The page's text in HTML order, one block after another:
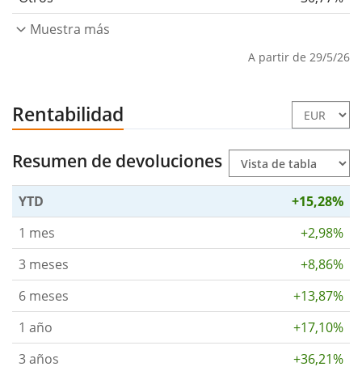
Muestra más
A partir de 29/5/26
Rentabilidad
Resumen de devoluciones
YTD
+15,28%
1 mes
+2,98%
3 meses
+8,86%
6 meses
+13,87%
1 año
+17,10%
3 años
+36,21%